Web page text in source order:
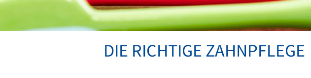
DIE RICHTIGE ZAHNPFLEGE